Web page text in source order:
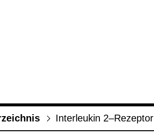
Inter­leu­kin 2–Rezep­tor